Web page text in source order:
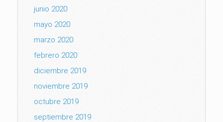
junio 2020
mayo 2020
marzo 2020
febrero 2020
diciembre 2019
noviembre 2019
octubre 2019
septiembre 2019